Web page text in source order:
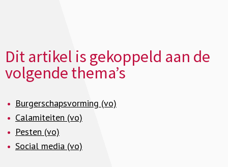
Dit artikel is gekoppeld aan de
volgende thema’s
Burgerschapsvorming (vo)
Calamiteiten (vo)
Pesten (vo)
Social media (vo)